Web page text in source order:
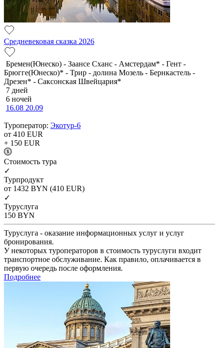
Средневековая сказка 2026
Бремен(Юнеско) - Заансе Сханс - Амстердам* - Гент -
Брюгге(Юнеско)* - Трир - долина Мозель - Бернкастель -
Дрезен* - Саксонская Швейцария*
7 дней
6 ночей
16.08 20.09
Туроператор: Экотур-6
от 410 EUR
+ 150 EUR
Cтоимость тура
✓
Турпродукт
от 1432 BYN (410 EUR)
✓
Туруслуга
150 BYN
Туруслуга - оказание информационных услуг и услуг
бронирования.
У некоторых туроператоров в стоимость туруслуги входит
транспортное обслуживание. Как правило, оплачивается в
первую очередь после оформления.
Подробнее